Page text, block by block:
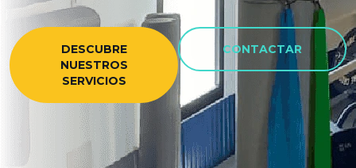
DESCUBRE
NUESTROS
SERVICIOS
CONTACTAR